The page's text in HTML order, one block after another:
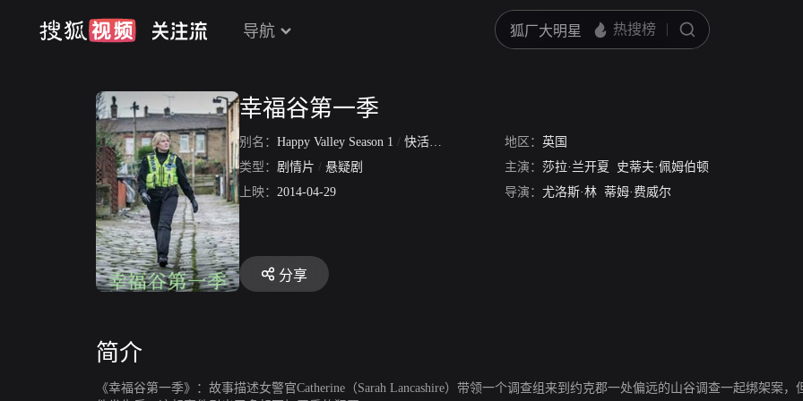
导航
幸福谷第一季
别名： Happy Valley Season 1 / 快活谷 地区： 英国
类型： 剧情片 / 悬疑剧 主演： 莎拉·兰开夏
史蒂夫·佩姆伯顿
上映： 2014-04-29 导演： 尤洛斯·林 蒂姆·费威尔
分享
简介
《幸福谷第一季》：故事描述女警官Catherine（Sarah Lancashire）带领一个调查组来到约克郡一处偏远的山谷调查一起绑架案